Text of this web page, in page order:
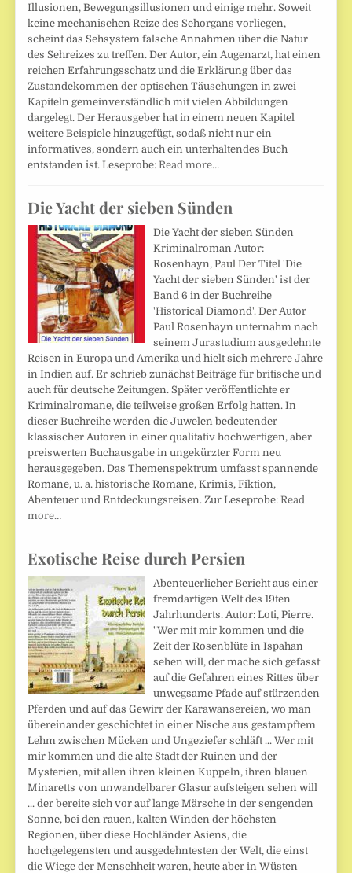
Illusionen, Bewegungsillusionen und einige mehr. Soweit
keine mechanischen Reize des Sehorgans vorliegen,
scheint das Sehsystem falsche Annahmen über die Natur
des Sehreizes zu treffen. Der Autor, ein Augenarzt, hat einen
reichen Erfahrungsschatz und die Erklärung über das
Zustandekommen der optischen Täuschungen in zwei
Kapiteln gemeinverständlich mit vielen Abbildungen
dargelegt. Der Herausgeber hat in einem neuen Kapitel
weitere Beispiele hinzugefügt, sodaß nicht nur ein
informatives, sondern auch ein unterhaltendes Buch
entstanden ist. Leseprobe: Read more…
Die Yacht der sieben Sünden
Die Yacht der sieben Sünden
Kriminalroman Autor:
Rosenhayn, Paul Der Titel 'Die
Yacht der sieben Sünden' ist der
Band 6 in der Buchreihe
'Historical Diamond'. Der Autor
Paul Rosenhayn unternahm nach
seinem Jurastudium ausgedehnte
Reisen in Europa und Amerika und hielt sich mehrere Jahre
in Indien auf. Er schrieb zunächst Beiträge für britische und
auch für deutsche Zeitungen. Später veröffentlichte er
Kriminalromane, die teilweise großen Erfolg hatten. In
dieser Buchreihe werden die Juwelen bedeutender
klassischer Autoren in einer qualitativ hochwertigen, aber
preiswerten Buchausgabe in ungekürzter Form neu
herausgegeben. Das Themenspektrum umfasst spannende
Romane, u. a. historische Romane, Krimis, Fiktion,
Abenteuer und Entdeckungsreisen. Zur Leseprobe: Read
more…
Exotische Reise durch Persien
Abenteuerlicher Bericht aus einer
fremdartigen Welt des 19ten
Jahrhunderts. Autor: Loti, Pierre.
"Wer mit mir kommen und die
Zeit der Rosenblüte in Ispahan
sehen will, der mache sich gefasst
auf die Gefahren eines Rittes über
unwegsame Pfade auf stürzenden
Pferden und auf das Gewirr der Karawansereien, wo man
übereinander geschichtet in einer Nische aus gestampftem
Lehm zwischen Mücken und Ungeziefer schläft ... Wer mit
mir kommen und die alte Stadt der Ruinen und der
Mysterien, mit allen ihren kleinen Kuppeln, ihren blauen
Minaretts von unwandelbarer Glasur aufsteigen sehen will
... der bereite sich vor auf lange Märsche in der sengenden
Sonne, bei den rauen, kalten Winden der höchsten
Regionen, über diese Hochländer Asiens, die
hochgelegensten und ausgedehntesten der Welt, die einst
die Wiege der Menschheit waren, heute aber in Wüsten